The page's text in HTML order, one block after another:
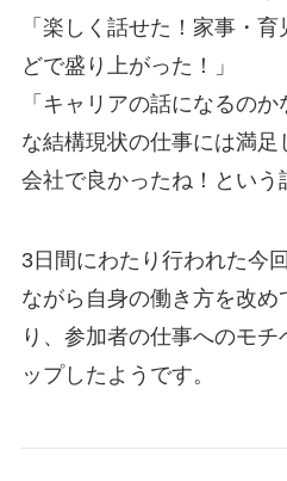
「楽しく話せた！家事・
どで盛り上がった！」
「キャリアの話になるの
な結構現状の仕事には満
会社で良かったね！という
3日間にわたり行われた今
ながら自身の働き方を改
り、参加者の仕事へのモ
ップしたようです。